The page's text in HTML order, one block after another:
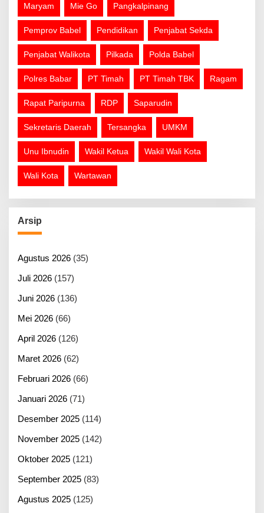
Maryam Mie Go Pangkalpinang
Pemprov Babel Pendidikan Penjabat Sekda
Penjabat Walikota Pilkada Polda Babel
Polres Babar PT Timah PT Timah TBK Ragam
Rapat Paripurna RDP Saparudin
Sekretaris Daerah Tersangka UMKM
Unu Ibnudin Wakil Ketua Wakil Wali Kota
Wali Kota Wartawan
Arsip
Agustus 2026 (35)
Juli 2026 (157)
Juni 2026 (136)
Mei 2026 (66)
April 2026 (126)
Maret 2026 (62)
Februari 2026 (66)
Januari 2026 (71)
Desember 2025 (114)
November 2025 (142)
Oktober 2025 (121)
September 2025 (83)
Agustus 2025 (125)